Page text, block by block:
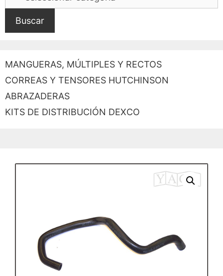
Buscar
MANGUERAS, MÚLTIPLES Y RECTOS
CORREAS Y TENSORES HUTCHINSON
ABRAZADERAS
KITS DE DISTRIBUCIÓN DEXCO